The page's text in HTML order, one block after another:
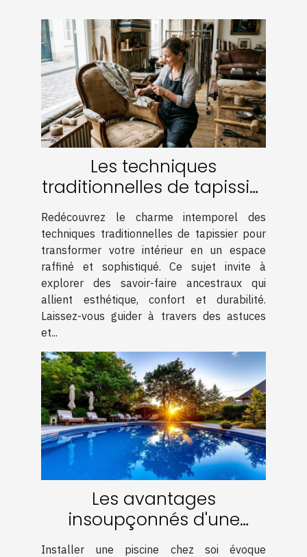
Les techniques
traditionnelles de tapissier
pour un intérieur élégant
Redécouvrez le charme intemporel des
techniques traditionnelles de tapissier pour
transformer votre intérieur en un espace
raffiné et sophistiqué. Ce sujet invite à
explorer des savoir-faire ancestraux qui
allient esthétique, confort et durabilité.
Laissez-vous guider à travers des astuces
et...
Les avantages
insoupçonnés d'une
piscine chez soi
Installer une piscine chez soi évoque